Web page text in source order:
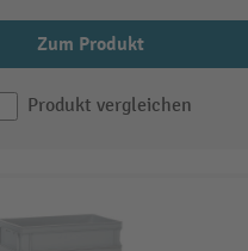
Zum Produkt
Produkt vergleichen